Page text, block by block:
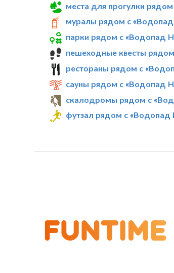
места для прогулки
муралы рядом с
парки рядом с «Водопад
пешеходные квесты
рестораны рядом с
сауны рядом с «Водопад
скалодромы рядом с
футзал рядом с «Водопад